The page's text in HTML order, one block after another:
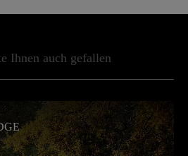
Ihnen auch gefallen